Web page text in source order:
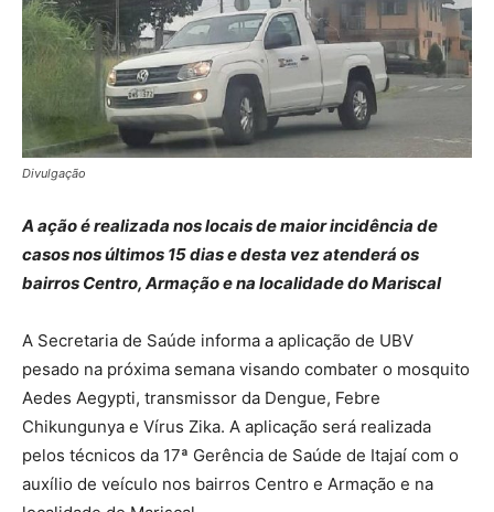
Divulgação
A ação é realizada nos locais de maior incidência de
casos nos últimos 15 dias e desta vez atenderá os
bairros Centro, Armação e na localidade do Mariscal
A Secretaria de Saúde informa a aplicação de UBV
pesado na próxima semana visando combater o mosquito
Aedes Aegypti, transmissor da Dengue, Febre
Chikungunya e Vírus Zika. A aplicação será realizada
pelos técnicos da 17ª Gerência de Saúde de Itajaí com o
auxílio de veículo nos bairros Centro e Armação e na